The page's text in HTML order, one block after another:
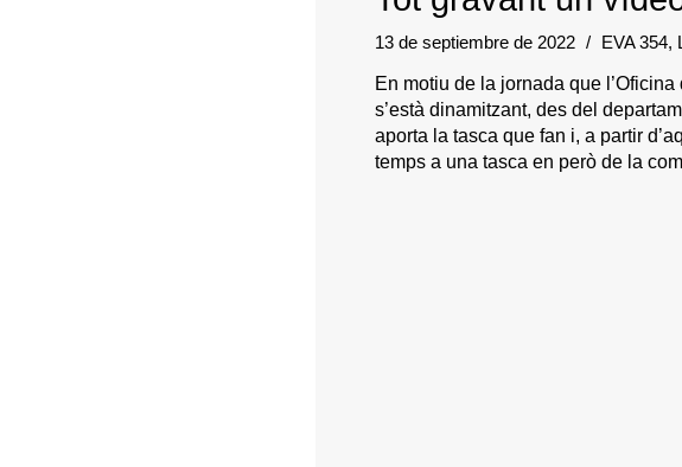
13 de septiembre de 2022 / EVA 354,
En motiu de la jornada que
s’està dinamitzant, des del
aporta la tasca que fan i, a partir
temps a una tasca en però de la